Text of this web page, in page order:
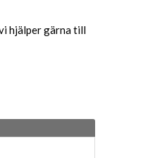
hjälper gärna till